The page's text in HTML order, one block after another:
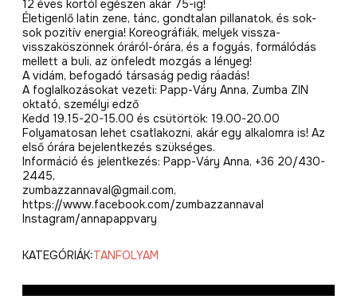
12 éves kortól egészen akár 75-ig!
Életigenlő latin zene, tánc, gondtalan pillanatok, és sok-
sok pozitív energia! Koreográfiák, melyek vissza-
visszaköszönnek óráról-órára, és a fogyás, formálódás
mellett a buli, az önfeledt mozgás a lényeg!
A vidám, befogadó társaság pedig ráadás!
A foglalkozásokat vezeti: Papp-Váry Anna, Zumba ZIN
oktató, személyi edző
Kedd 19.15-20-15.00 és csütörtök: 19.00-20.00
Folyamatosan lehet csatlakozni, akár egy alkalomra is! Az
első órára bejelentkezés szükséges.
Információ és jelentkezés: Papp-Váry Anna, +36 20/430-
2445,
zumbazzannaval@gmail.com,
https://www.facebook.com/zumbazzannaval
Instagram/annapappvary
KATEGÓRIÁK:TANFOLYAM